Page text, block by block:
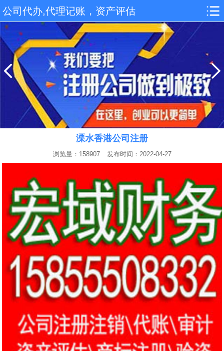
公司代办,代理记账，资产评估
溧水香港公司注册
浏览量：158907 发布时间：2022-04-27